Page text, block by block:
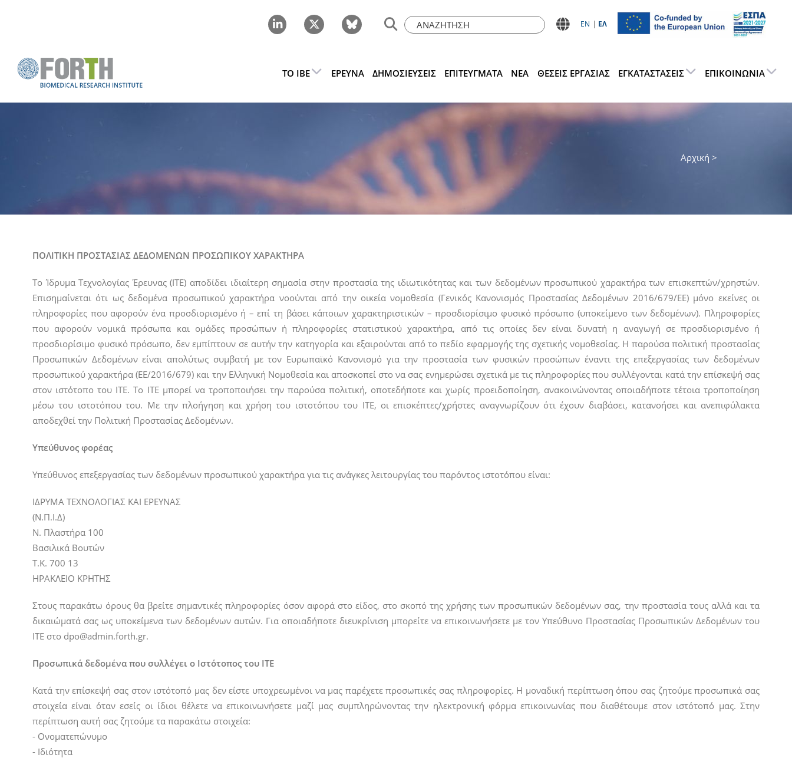
ΕN ΕΛ
ΤΟ IBE ΈΡΕΥΝΑ ΔΗΜΟΣΙΕΎΣΕΙΣ ΕΠΙΤΕΎΓΜΑΤΑ ΝΈΑ ΘΕΣΕΙΣ ΕΡΓΑΣΊΑΣ ΕΓΚΑΤΑΣΤΆΣΕΙΣ ΕΠΙΚΟΙΝΩΝΊΑ
Αρχική >
ΠΟΛΙΤΙΚΗ ΠΡΟΣΤΑΣΙΑΣ ΔΕΔΟΜΕΝΩΝ ΠΡΟΣΩΠΙΚΟΥ ΧΑΡΑΚΤΗΡΑ
To Ίδρυμα Τεχνολογίας Έρευνας (ΙΤΕ) αποδίδει ιδιαίτερη σημασία στην προστασία της ιδιωτικότητας και των δεδομένων προσωπικού χαρακτήρα των επισκεπτών/χρηστών.
Επισημαίνεται ότι ως δεδομένα προσωπικού χαρακτήρα νοούνται από την οικεία νομοθεσία (Γενικός Κανονισμός Προστασίας Δεδομένων 2016/679/ΕΕ) μόνο εκείνες οι
πληροφορίες που αφορούν ένα προσδιορισμένο ή – επί τη βάσει κάποιων χαρακτηριστικών – προσδιορίσιμο φυσικό πρόσωπο (υποκείμενο των δεδομένων). Πληροφορίες
που αφορούν νομικά πρόσωπα και ομάδες προσώπων ή πληροφορίες στατιστικού χαρακτήρα, από τις οποίες δεν είναι δυνατή η αναγωγή σε προσδιορισμένο ή
προσδιορίσιμο φυσικό πρόσωπο, δεν εμπίπτουν σε αυτήν την κατηγορία και εξαιρούνται από το πεδίο εφαρμογής της σχετικής νομοθεσίας. Η παρούσα πολιτική προστασίας
Προσωπικών Δεδομένων είναι απολύτως συμβατή με τον Ευρωπαϊκό Κανονισμό για την προστασία των φυσικών προσώπων έναντι της επεξεργασίας των δεδομένων
προσωπικού χαρακτήρα (ΕΕ/2016/679) και την Ελληνική Νομοθεσία και αποσκοπεί στο να σας ενημερώσει σχετικά με τις πληροφορίες που συλλέγονται κατά την επίσκεψή σας
στον ιστότοπο του ΙΤΕ. Το ΙΤΕ μπορεί να τροποποιήσει την παρούσα πολιτική, οποτεδήποτε και χωρίς προειδοποίηση, ανακοινώνοντας οποιαδήποτε τέτοια τροποποίηση
μέσω του ιστοτόπου του. Με την πλοήγηση και χρήση του ιστοτόπου του ΙΤΕ, οι επισκέπτες/χρήστες αναγνωρίζουν ότι έχουν διαβάσει, κατανοήσει και ανεπιφύλακτα
αποδεχθεί την Πολιτική Προστασίας Δεδομένων.
Υπεύθυνος φορέας
Υπεύθυνος επεξεργασίας των δεδομένων προσωπικού χαρακτήρα για τις ανάγκες λειτουργίας του παρόντος ιστοτόπου είναι:
ΙΔΡΥΜΑ ΤΕΧΝΟΛΟΓΙΑΣ ΚΑΙ ΕΡΕΥΝΑΣ
(Ν.Π.Ι.Δ)
Ν. Πλαστήρα 100
Βασιλικά Βουτών
Τ.Κ. 700 13
ΗΡΑΚΛΕΙΟ ΚΡΗΤΗΣ
Στους παρακάτω όρους θα βρείτε σημαντικές πληροφορίες όσον αφορά στο είδος, στο σκοπό της χρήσης των προσωπικών δεδομένων σας, την προστασία τους αλλά και τα
δικαιώματά σας ως υποκείμενα των δεδομένων αυτών. Για οποιαδήποτε διευκρίνιση μπορείτε να επικοινωνήσετε με τον Υπεύθυνο Προστασίας Προσωπικών Δεδομένων του
ΙΤΕ στο dpo@admin.forth.gr.
Προσωπικά δεδομένα που συλλέγει ο Ιστότοπος του ΙΤΕ
Κατά την επίσκεψή σας στον ιστότοπό μας δεν είστε υποχρεωμένοι να μας παρέχετε προσωπικές σας πληροφορίες. Η μοναδική περίπτωση όπου σας ζητούμε προσωπικά σας
στοιχεία είναι όταν εσείς οι ίδιοι θέλετε να επικοινωνήσετε μαζί μας συμπληρώνοντας την ηλεκτρονική φόρμα επικοινωνίας που διαθέτουμε στον ιστότοπό μας. Στην
περίπτωση αυτή σας ζητούμε τα παρακάτω στοιχεία:
- Ονοματεπώνυμο
- Ιδιότητα